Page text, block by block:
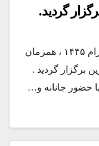
گردید.
مراسمات عزاداری شب نهم محرم الحرام ۱۴۴۵ ، همزمان
برگزار گردید .
حضور جانانه و…